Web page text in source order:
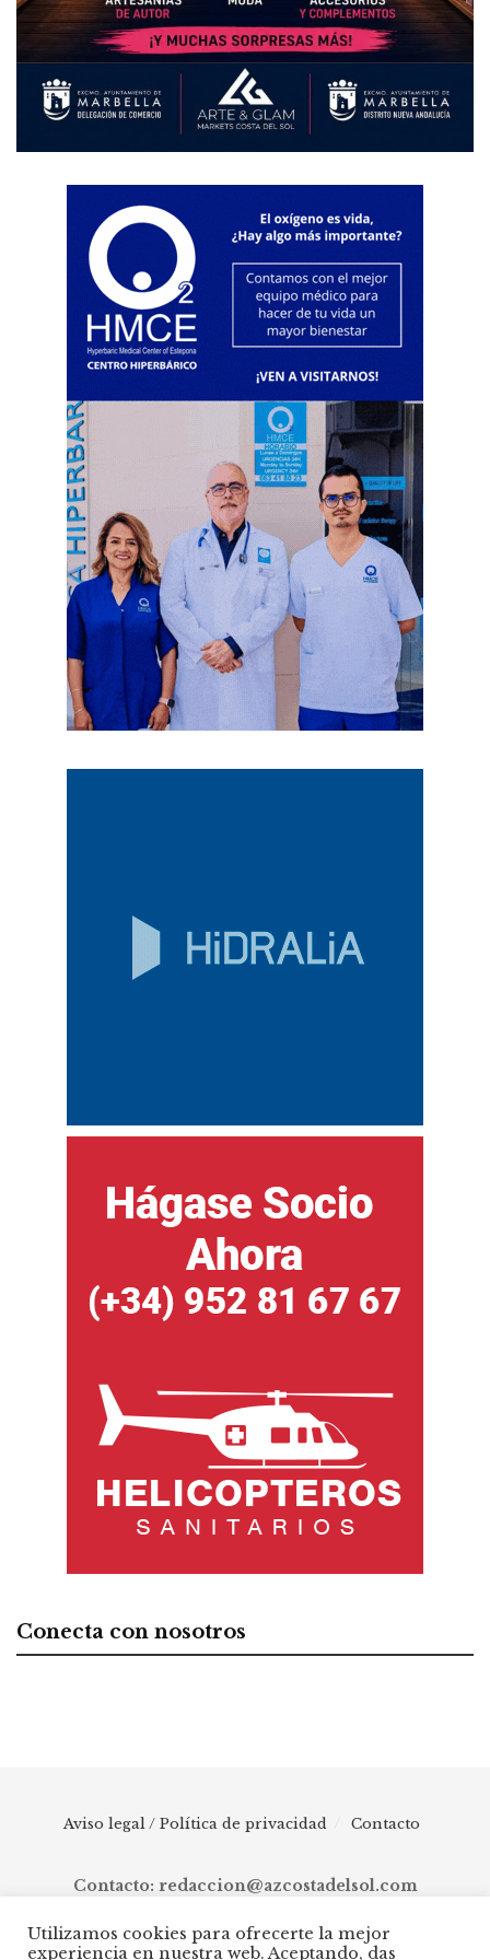
Conecta con nosotros
Aviso legal / Política de privacidad Contacto
Contacto: redaccion@azcostadelsol.com
Utilizamos cookies para ofrecerte la mejor
experiencia en nuestra web. Aceptando, das